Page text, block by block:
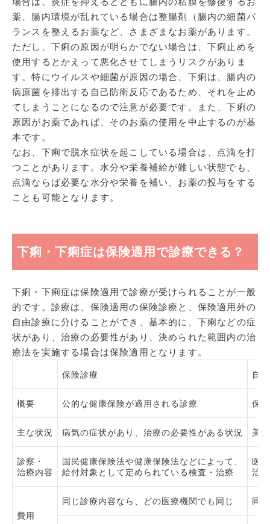
薬、腸内環境が乱れている場合は整腸剤（腸内の細菌バ
ランスを整えるお薬など、さまざまなお薬があります。
ただし、下痢の原因が明らかでない場合は、下痢止めを
使用するとかえって悪化させてしまうリスクがありま
す。特にウイルスや細菌が原因の場合、下痢は、腸内の
病原菌を排出する自己防衛反応であるため、それを止め
てしまうことになるので注意が必要です。また、下痢の
原因がお薬であれば、そのお薬の使用を中止するのが基
本です。
なお、下痢で脱水症状を起こしている場合は、点滴を打
つことがあります。水分や栄養補給が難しい状態でも、
点滴ならば必要な水分や栄養を補い、お薬の投与をする
ことも可能となります。
下痢・下痢症は保険適用で診療できる？
下痢・下痢症は保険適用で診療が受けられることが一般
的です。診療は、保険適用の保険診療と、保険適用外の
自由診療に分けることができ、基本的に、下痢などの症
状があり、治療の必要性があり、決められた範囲内の治
療法を実施する場合は保険適用となります。
保険診療 自
概要 公的な健康保険が適用される診療 保
主な状況 病気の症状があり、治療の必要性がある状況 美
診察・
治療内容
国民健康保険法や健康保険法などによって、
給付対象として定められている検査・治療
医
治療
費用
同じ診療内容なら、どの医療機関でも同じ 同